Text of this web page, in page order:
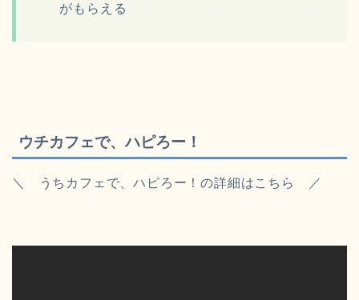
がもらえる
ウチカフェで、ハピろー！
＼ うちカフェで、ハピろー！の詳細はこちら ／